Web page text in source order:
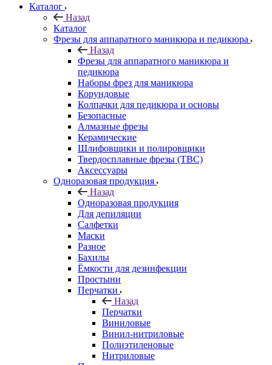
Каталог
Назад
Каталог
Фрезы для аппаратного маникюра и педикюра
Назад
Фрезы для аппаратного маникюра и
педикюра
Наборы фрез для маникюра
Корундовые
Колпачки для педикюра и основы
Безопасные
Алмазные фрезы
Керамические
Шлифовщики и полировщики
Твердосплавные фрезы (ТВС)
Аксессуары
Одноразовая продукция
Назад
Одноразовая продукция
Для депиляции
Салфетки
Маски
Разное
Бахилы
Ёмкости для дезинфекции
Простыни
Перчатки
Назад
Перчатки
Виниловые
Винил-нитриловые
Полиэтиленовые
Нитриловые